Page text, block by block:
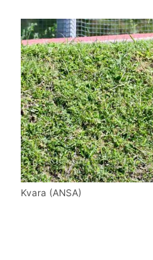
Kvara (ANSA)